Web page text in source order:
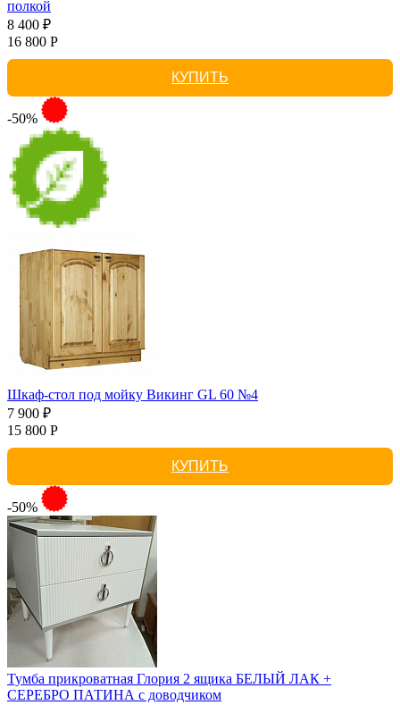
полкой
8 400 ₽
16 800 Р
КУПИТЬ
-50%
Шкаф-стол под мойку Викинг GL 60 №4
7 900 ₽
15 800 Р
КУПИТЬ
-50%
Тумба прикроватная Глория 2 ящика БЕЛЫЙ ЛАК +
СЕРЕБРО ПАТИНА с доводчиком